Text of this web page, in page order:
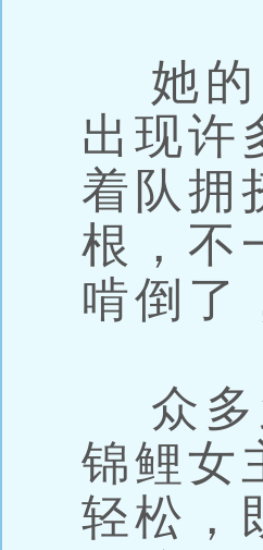
她的
出现许
着队拥
根，不
啃倒了
众多
锦鲤女
轻松，